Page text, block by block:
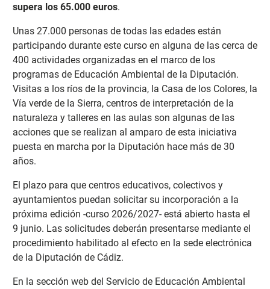
supera los 65.000 euros.
Unas 27.000 personas de todas las edades están
participando durante este curso en alguna de las cerca de
400 actividades organizadas en el marco de los
programas de Educación Ambiental de la Diputación.
Visitas a los ríos de la provincia, la Casa de los Colores, la
Vía verde de la Sierra, centros de interpretación de la
naturaleza y talleres en las aulas son algunas de las
acciones que se realizan al amparo de esta iniciativa
puesta en marcha por la Diputación hace más de 30
años.
El plazo para que centros educativos, colectivos y
ayuntamientos puedan solicitar su incorporación a la
próxima edición -curso 2026/2027- está abierto hasta el
9 junio. Las solicitudes deberán presentarse mediante el
procedimiento habilitado al efecto en la sede electrónica
de la Diputación de Cádiz.
En la sección web del Servicio de Educación Ambiental